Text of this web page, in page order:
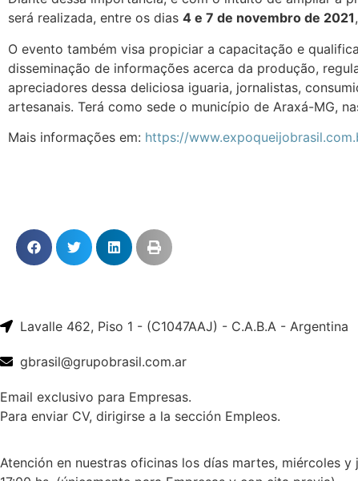
será realizada, entre os dias 4 e 7 de novembro de 2021
O evento também visa propiciar a capacitação e
disseminação de informações acerca da produção,
apreciadores dessa deliciosa iguaria, jornalistas,
artesanais. Terá como sede o município de Araxá-MG,
Mais informações em: https://
Lavalle 462, Piso 1 - (C1047AAJ) - C.A.B.A - Argentina
gbrasil@grupobrasil.com.ar
Email exclusivo para Empresas.
Para enviar CV, dirigirse a la sección Empleos.
Atención en nuestras oficinas los días martes, miércoles y